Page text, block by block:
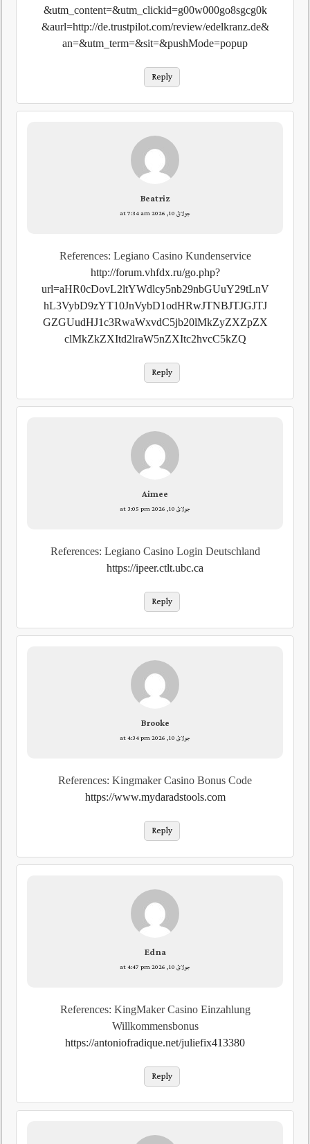
&utm_content=&utm_clickid=g00w000go8sgcg0k
&aurl=http://de.trustpilot.com/review/edelkranz.de&
an=&utm_term=&sit=&pushMode=popup
Reply
Beatriz
جولائ 10, 2026 at 7:34 am
References: Legiano Casino Kundenservice
http://forum.vhfdx.ru/go.php?
url=aHR0cDovL2ltYWdlcy5nb29nbGUuY29tLnV
hL3VybD9zYT10JnVybD1odHRwJTNBJTJGJTJ
GZGUudHJ1c3RwaWxvdC5jb20lMkZyZXZpZX
clMkZkZXItd2lraW5nZXItc2hvcC5kZQ
Reply
Aimee
جولائ 10, 2026 at 3:05 pm
References: Legiano Casino Login Deutschland
https://ipeer.ctlt.ubc.ca
Reply
Brooke
جولائ 10, 2026 at 4:34 pm
References: Kingmaker Casino Bonus Code
https://www.mydaradstools.com
Reply
Edna
جولائ 10, 2026 at 4:47 pm
References: KingMaker Casino Einzahlung
Willkommensbonus
https://antoniofradique.net/juliefix413380
Reply